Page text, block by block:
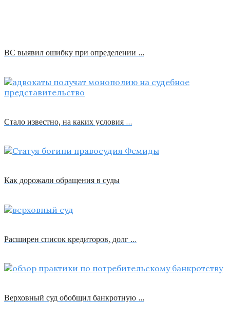
ВС выявил ошибку при определении …
Стало известно, на каких условия …
Как дорожали обращения в суды
Расширен список кредиторов, долг …
Верховный суд обобщил банкротную …